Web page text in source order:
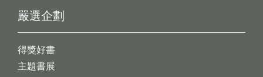
嚴選企劃
得獎好書
主題書展